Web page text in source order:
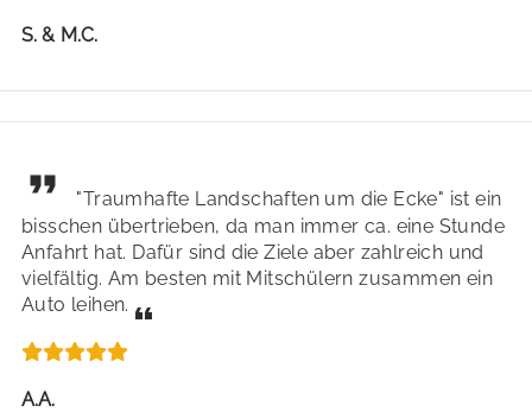
S. & M.C.
"Traumhafte Landschaften um die Ecke" ist ein
bisschen übertrieben, da man immer ca. eine Stunde
Anfahrt hat. Dafür sind die Ziele aber zahlreich und
vielfältig. Am besten mit Mitschülern zusammen ein
Auto leihen.
A.A.